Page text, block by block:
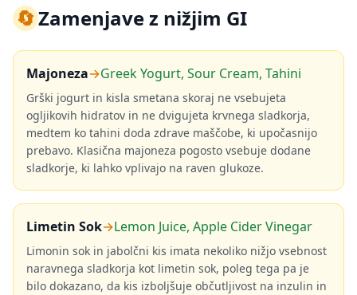
🔄Zamenjave z nižjim GI
Majoneza→Greek Yogurt, Sour Cream, Tahini
Grški jogurt in kisla smetana skoraj ne vsebujeta
ogljikovih hidratov in ne dvigujeta krvnega sladkorja,
medtem ko tahini doda zdrave maščobe, ki upočasnijo
prebavo. Klasična majoneza pogosto vsebuje dodane
sladkorje, ki lahko vplivajo na raven glukoze.
Limetin Sok→Lemon Juice, Apple Cider Vinegar
Limonin sok in jabolčni kis imata nekoliko nižjo vsebnost
naravnega sladkorja kot limetin sok, poleg tega pa je
bilo dokazano, da kis izboljšuje občutljivost na inzulin in